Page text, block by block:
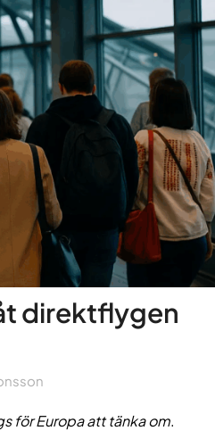
direktflygen
för Europa att tänka om.